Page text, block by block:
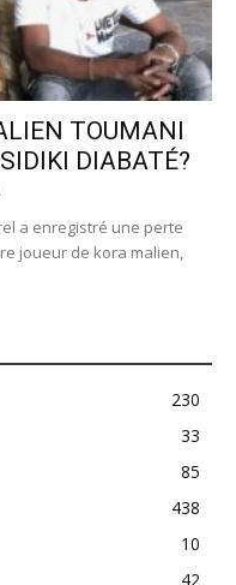
TOUMANI
DIABATÉ?
a enregistré une perte
joueur de kora malien,
230
33
85
438
10
42